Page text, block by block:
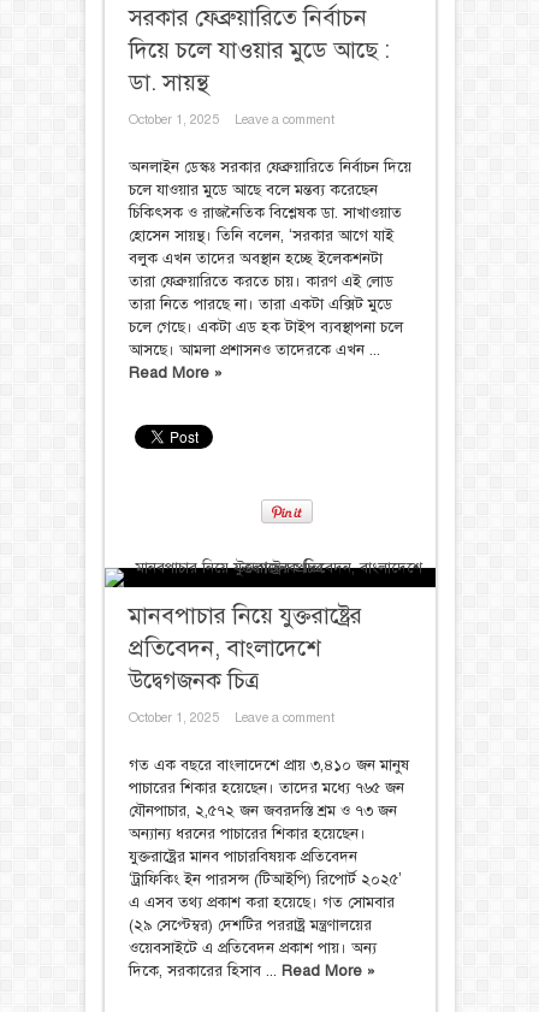
সরকার ফেব্রুয়ারিতে নির্বাচন
দিয়ে চলে যাওয়ার মুডে আছে :
ডা. সায়ন্থ
October 1, 2025 Leave a comment
অনলাইন ডেস্কঃ সরকার ফেব্রুয়ারিতে নির্বাচন দিয়ে
চলে যাওয়ার মুডে আছে বলে মন্তব্য করেছেন
চিকিৎসক ও রাজনৈতিক বিশ্লেষক ডা. সাখাওয়াত
হোসেন সায়ন্থ। তিনি বলেন, ‘সরকার আগে যাই
বলুক এখন তাদের অবস্থান হচ্ছে ইলেকশনটা
তারা ফেব্রুয়ারিতে করতে চায়। কারণ এই লোড
তারা নিতে পারছে না। তারা একটা এক্সিট মুডে
চলে গেছে। একটা এড হক টাইপ ব্যবস্থাপনা চলে
আসছে। আমলা প্রশাসনও তাদেরকে এখন ...
Read More »
মানবপাচার নিয়ে যুক্তরাষ্ট্রের
প্রতিবেদন, বাংলাদেশে
উদ্বেগজনক চিত্র
October 1, 2025 Leave a comment
গত এক বছরে বাংলাদেশে প্রায় ৩,৪১০ জন মানুষ
পাচারের শিকার হয়েছেন। তাদের মধ্যে ৭৬৫ জন
যৌনপাচার, ২,৫৭২ জন জবরদস্তি শ্রম ও ৭৩ জন
অন্যান্য ধরনের পাচারের শিকার হয়েছেন।
যুক্তরাষ্ট্রের মানব পাচারবিষয়ক প্রতিবেদন
‘ট্রাফিকিং ইন পারসন্স (টিআইপি) রিপোর্ট ২০২৫’
এ এসব তথ্য প্রকাশ করা হয়েছে। গত সোমবার
(২৯ সেপ্টেম্বর) দেশটির পররাষ্ট্র মন্ত্রণালয়ের
ওয়েবসাইটে এ প্রতিবেদন প্রকাশ পায়। অন্য
দিকে, সরকারের হিসাব ... Read More »